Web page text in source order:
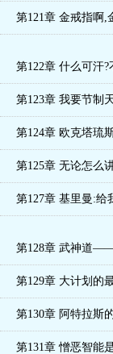
第121章 金戒指啊,
第122章 什么可汗?
第123章 我要节制
第124章 欧克塔琉
第125章 无论怎么
第127章 基里曼:给
第128章 武神道
第129章 大计划的
第130章 阿特拉斯
第131章 憎恶智能